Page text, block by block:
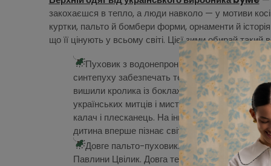
закохаєшся в тепло, а люди навколо — у мотиви
куртки, пальто й бомбери форми, орнаменти й
що її цінують у всьому світі. Цієї зими обирай
Пуховик з водонепроникної тканини.
синтепуху забезпечать тепло. Пуховик
вишили кролика із боклажки косівської
українських митців і мисткинь. До пуховика
калач і плесканець. На іншому — різні
дитина вперше пізнає світ.
Довге пальто-пуховик. Його також
Павлини Цвілик. Довга тепла куртка жіноча